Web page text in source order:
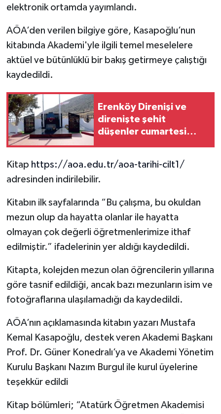
elektronik ortamda yayımlandı.
AÖA’den verilen bilgiye göre, Kasapoğlu’nun
kitabında Akademi'yle ilgili temel meselelere
aktüel ve bütünlüklü bir bakış getirmeye çalıştığı
kaydedildi.
Erenköy Direnişi ve
direnişte şehit
düşenler cumartesi
Kitap https://aoa.edu.tr/aoa-tarihi-cilt1/
adresinden indirilebilir.
Kitabın ilk sayfalarında “Bu çalışma, bu okuldan
mezun olup da hayatta olanlar ile hayatta
olmayan çok değerli öğretmenlerimize ithaf
edilmiştir.” ifadelerinin yer aldığı kaydedildi.
Kitapta, kolejden mezun olan öğrencilerin yıllarına
göre tasnif edildiği, ancak bazı mezunların isim ve
fotoğraflarına ulaşılamadığı da kaydedildi.
AÖA’nın açıklamasında kitabın yazarı Mustafa
Kemal Kasapoğlu, destek veren Akademi Başkanı
Prof. Dr. Güner Konedralı’ya ve Akademi Yönetim
Kurulu Başkanı Nazım Burgul ile kurul üyelerine
teşekkür edildi
Kitap bölümleri; “Atatürk Öğretmen Akademisi